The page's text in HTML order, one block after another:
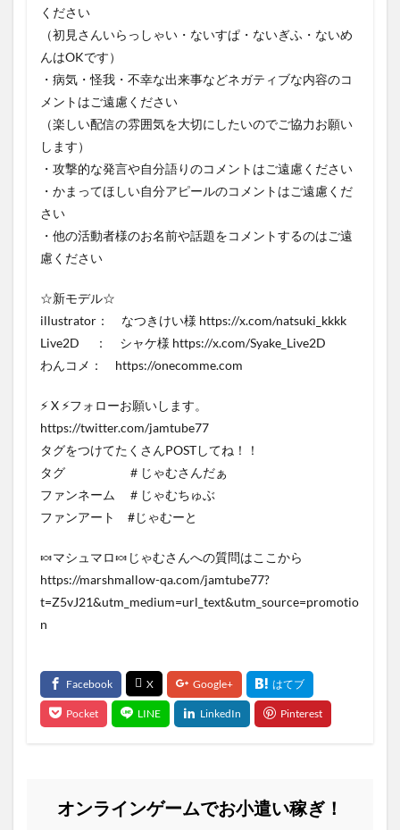
ください
（初見さんいらっしゃい・ないすぱ・ないぎふ・ないめ
んはOKです）
・病気・怪我・不幸な出来事などネガティブな内容のコ
メントはご遠慮ください
（楽しい配信の雰囲気を大切にしたいのでご協力お願い
します）
・攻撃的な発言や自分語りのコメントはご遠慮ください
・かまってほしい自分アピールのコメントはご遠慮くだ
さい
・他の活動者様のお名前や話題をコメントするのはご遠
慮ください
☆新モデル☆
illustrator： なつきけい様 https://x.com/natsuki_kkkk
Live2D ： シャケ様 https://x.com/Syake_Live2D
わんコメ： https://onecomme.com
⚡ X ⚡フォローお願いします。
https://twitter.com/jamtube77
タグをつけてたくさんPOSTしてね！！
タグ ＃じゃむさんだぁ
ファンネーム ＃じゃむちゅぶ
ファンアート #じゃむーと
🍬マシュマロ🍬じゃむさんへの質問はここから
https://marshmallow-qa.com/jamtube77?
t=Z5vJ21&utm_medium=url_text&utm_source=promotio
n
オンラインゲームでお小遣い稼ぎ！